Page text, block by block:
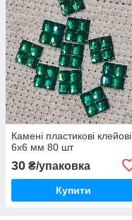
Камені пластикові клейові
6х6 мм 80 шт
30 ₴/упаковка
Купити